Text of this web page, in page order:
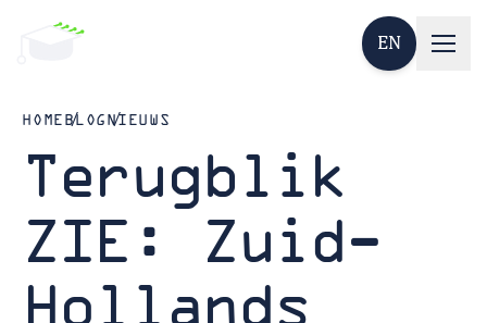
EN
HOMEBLOGNIEUWS
Terugblik
ZIE: Zuid-
Hollands